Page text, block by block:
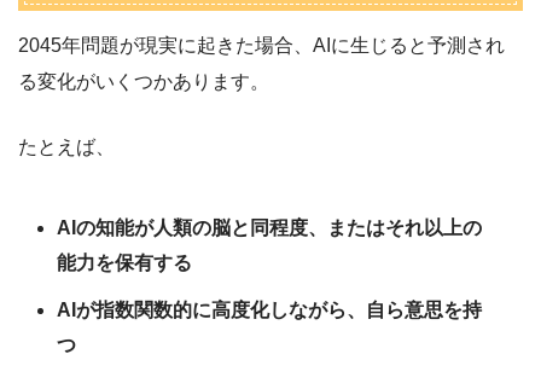
2045年問題が現実に起きた場合、AIに生じると予測され
る変化がいくつかあります。
たとえば、
AIの知能が人類の脳と同程度、またはそれ以上の
能力を保有する
AIが指数関数的に高度化しながら、自ら意思を持
つ